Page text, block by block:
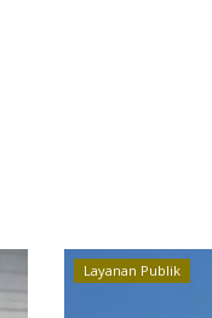
Layanan Publik